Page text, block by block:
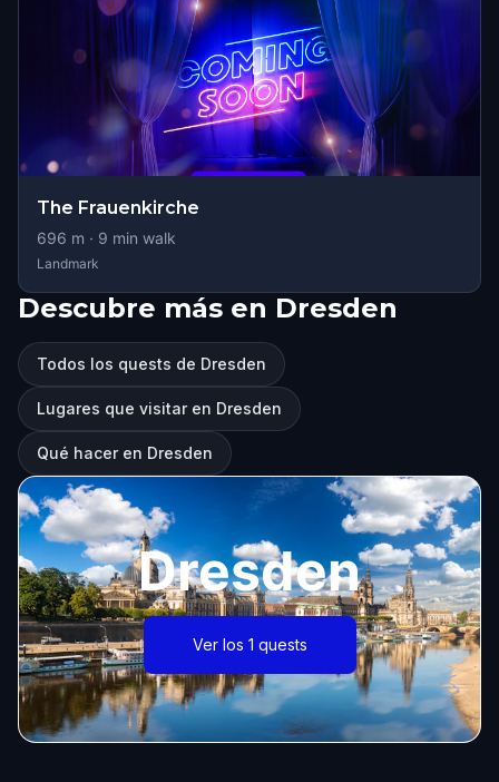
The Frauenkirche
696 m · 9 min walk
Landmark
Descubre más en Dresden
Todos los quests de Dresden
Lugares que visitar en Dresden
Qué hacer en Dresden
Dresden
Ver los 1 quests